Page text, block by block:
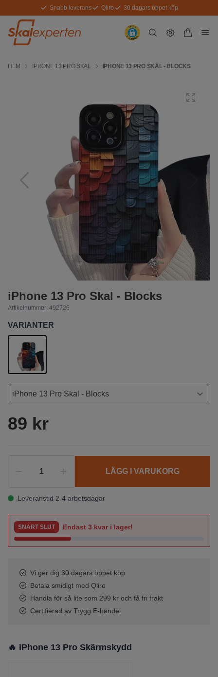
Snabb leverans Qliro 30 dagars öppet köp
HEM IPHONE 13 PRO SKAL IPHONE 13 PRO SKAL - BLOCKS
iPhone 13 Pro Skal - Blocks
Artikelnummer: 492726
VARIANTER
89 kr
LÄGG I VARUKORG
Leveranstid 2-4 arbetsdagar
SNART SLUT Endast 3 kvar i lager!
Vi ger dig 30 dagars öppet köp
Betala smidigt med Qliro
Handla för så lite som 299 kr och få fri frakt
Certifierad av Trygg E-handel
🔥 iPhone 13 Pro Skärmskydd